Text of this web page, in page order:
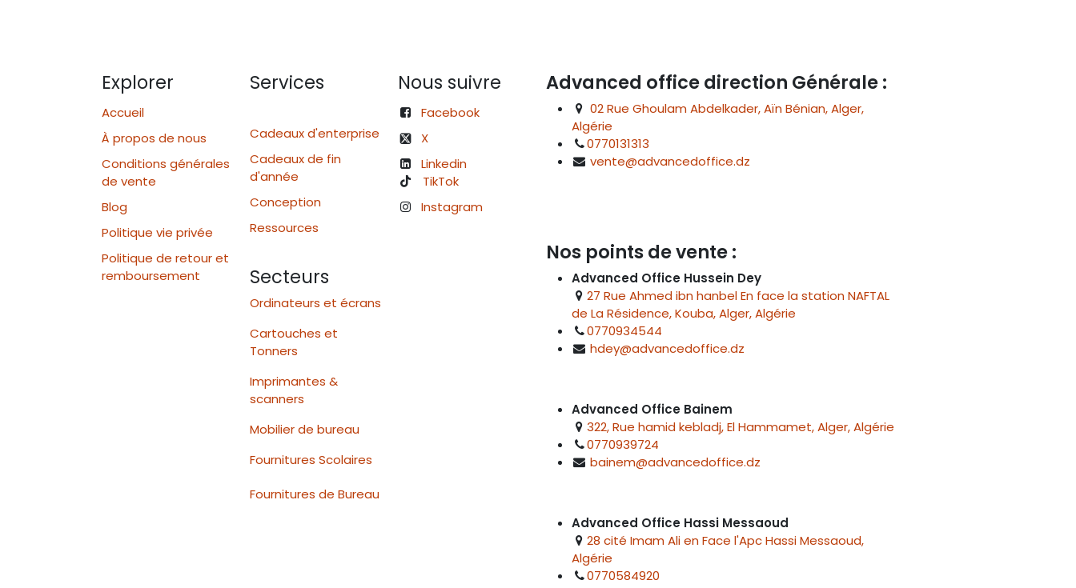
Explorer
Accueil
À propos de nous
Conditions générales
de vente
Blog
Politique vie privée
Politique de retour et
remboursement
Services
Cadeaux d'enterprise
Cadeaux de fin
d'année
Conception
Ressources
Secteurs
Ordinateurs et écrans
Cartouches et
Tonners
Imprimantes &
scanners
Mobilier de bureau
Fournitures Scolaires
Fournitures de Bureau
Nous suivre
Facebook
X
Linkedin
TikTok
Instagram
Advanced office direction Générale :
02 Rue Ghoulam Abdelkader, Aïn Bénian, Alger,
Algérie
0770131313
vente@advancedoffice.dz
Nos points de vente :
Advanced Office Hussein Dey
27 Rue Ahmed ibn hanbel En face la station NAFTAL
de La Résidence, Kouba, Alger, Algérie
0770934544
hdey@advancedoffice.dz
Advanced Office Bainem
322, Rue hamid kebladj, El Hammamet, Alger, Algérie
0770939724
bainem@advancedoffice.dz
Advanced Office Hassi Messaoud
28 cité Imam Ali en Face l'Apc Hassi Messaoud,
Algérie
0770584920